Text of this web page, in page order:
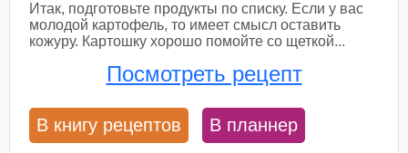
Итак, подготовьте продукты по списку. Если у вас
молодой картофель, то имеет смысл оставить
кожуру. Картошку хорошо помойте со щеткой...
Посмотреть рецепт
В книгу рецептов В планнер